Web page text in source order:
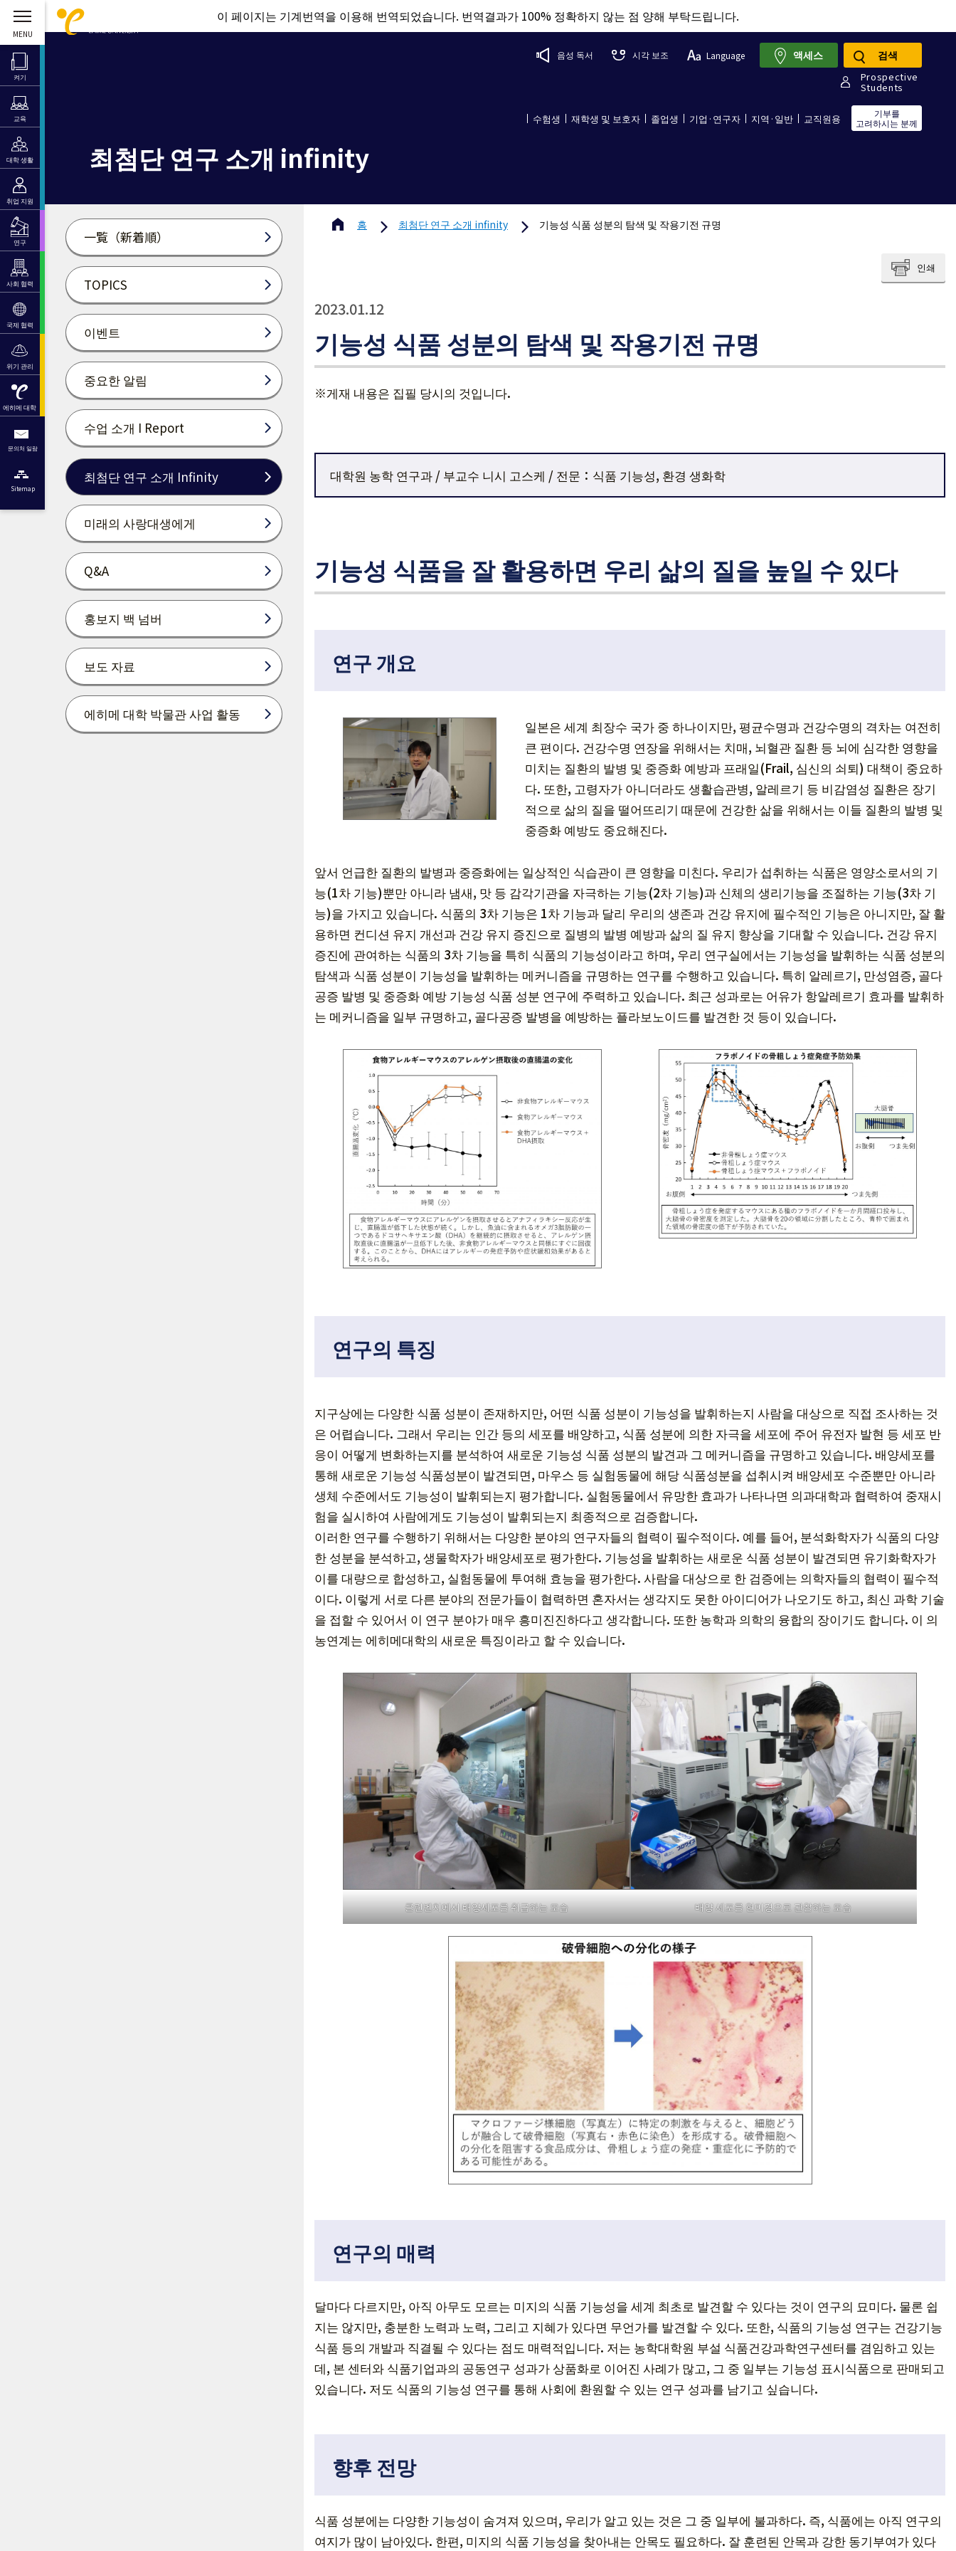
이 페이지는 기계번역을 이용해 번역되었습니다. 번역결과가 100% 정확하지 않는 점 양해 부탁드립니다.
켜기
교육
대학 생활
취업 지원
연구
사회 협력
국제 협력
위기 관리
에히메 대학
문의처 일람
Sitemap
음성 독서 시각 보조 Language
Prospective
Students
수험생 재학생 및 보호자 졸업생 기업·연구자 지역·일반 교직원용
기부를
고려하시는 분께
액세스 검색
최첨단 연구 소개 infinity
一覧（新着順）
TOPICS
이벤트
중요한 알림
수업 소개 I Report
최첨단 연구 소개 Infinity
미래의 사랑대생에게
Q&A
홍보지 백 넘버
보도 자료
에히메 대학 박물관 사업 활동
홈 최첨단 연구 소개 infinity 기능성 식품 성분의 탐색 및 작용기전 규명
인쇄
2023.01.12
기능성 식품 성분의 탐색 및 작용기전 규명
※게재 내용은 집필 당시의 것입니다.
대학원 농학 연구과 / 부교수 니시 고스케 / 전문：식품 기능성, 환경 생화학
기능성 식품을 잘 활용하면 우리 삶의 질을 높일 수 있다
연구 개요
일본은 세계 최장수 국가 중 하나이지만, 평균수명과 건강수명의 격차는 여전히
큰 편이다. 건강수명 연장을 위해서는 치매, 뇌혈관 질환 등 뇌에 심각한 영향을
미치는 질환의 발병 및 중증화 예방과 프래일(Frail, 심신의 쇠퇴) 대책이 중요하
다. 또한, 고령자가 아니더라도 생활습관병, 알레르기 등 비감염성 질환은 장기
적으로 삶의 질을 떨어뜨리기 때문에 건강한 삶을 위해서는 이들 질환의 발병 및
중증화 예방도 중요해진다.
앞서 언급한 질환의 발병과 중증화에는 일상적인 식습관이 큰 영향을 미친다. 우리가 섭취하는 식품은 영양소로서의 기
능(1차 기능)뿐만 아니라 냄새, 맛 등 감각기관을 자극하는 기능(2차 기능)과 신체의 생리기능을 조절하는 기능(3차 기
능)을 가지고 있습니다. 식품의 3차 기능은 1차 기능과 달리 우리의 생존과 건강 유지에 필수적인 기능은 아니지만, 잘 활
용하면 컨디션 유지 개선과 건강 유지 증진으로 질병의 발병 예방과 삶의 질 유지 향상을 기대할 수 있습니다. 건강 유지
증진에 관여하는 식품의 3차 기능을 특히 식품의 기능성이라고 하며, 우리 연구실에서는 기능성을 발휘하는 식품 성분의
탐색과 식품 성분이 기능성을 발휘하는 메커니즘을 규명하는 연구를 수행하고 있습니다. 특히 알레르기, 만성염증, 골다
공증 발병 및 중증화 예방 기능성 식품 성분 연구에 주력하고 있습니다. 최근 성과로는 어유가 항알레르기 효과를 발휘하
는 메커니즘을 일부 규명하고, 골다공증 발병을 예방하는 플라보노이드를 발견한 것 등이 있습니다.
연구의 특징
지구상에는 다양한 식품 성분이 존재하지만, 어떤 식품 성분이 기능성을 발휘하는지 사람을 대상으로 직접 조사하는 것
은 어렵습니다. 그래서 우리는 인간 등의 세포를 배양하고, 식품 성분에 의한 자극을 세포에 주어 유전자 발현 등 세포 반
응이 어떻게 변화하는지를 분석하여 새로운 기능성 식품 성분의 발견과 그 메커니즘을 규명하고 있습니다. 배양세포를
통해 새로운 기능성 식품성분이 발견되면, 마우스 등 실험동물에 해당 식품성분을 섭취시켜 배양세포 수준뿐만 아니라
생체 수준에서도 기능성이 발휘되는지 평가합니다. 실험동물에서 유망한 효과가 나타나면 의과대학과 협력하여 중재시
험을 실시하여 사람에게도 기능성이 발휘되는지 최종적으로 검증합니다.
이러한 연구를 수행하기 위해서는 다양한 분야의 연구자들의 협력이 필수적이다. 예를 들어, 분석화학자가 식품의 다양
한 성분을 분석하고, 생물학자가 배양세포로 평가한다. 기능성을 발휘하는 새로운 식품 성분이 발견되면 유기화학자가
이를 대량으로 합성하고, 실험동물에 투여해 효능을 평가한다. 사람을 대상으로 한 검증에는 의학자들의 협력이 필수적
이다. 이렇게 서로 다른 분야의 전문가들이 협력하면 혼자서는 생각지도 못한 아이디어가 나오기도 하고, 최신 과학 기술
을 접할 수 있어서 이 연구 분야가 매우 흥미진진하다고 생각합니다. 또한 농학과 의학의 융합의 장이기도 합니다. 이 의
농연계는 에히메대학의 새로운 특징이라고 할 수 있습니다.
클린벤치에서 배양세포를 취급하는 모습 배양 세포를 현미경으로 관찰하는 모습
연구의 매력
달마다 다르지만, 아직 아무도 모르는 미지의 식품 기능성을 세계 최초로 발견할 수 있다는 것이 연구의 묘미다. 물론 쉽
지는 않지만, 충분한 노력과 노력, 그리고 지혜가 있다면 무언가를 발견할 수 있다. 또한, 식품의 기능성 연구는 건강기능
식품 등의 개발과 직결될 수 있다는 점도 매력적입니다. 저는 농학대학원 부설 식품건강과학연구센터를 겸임하고 있는
데, 본 센터와 식품기업과의 공동연구 성과가 상품화로 이어진 사례가 많고, 그 중 일부는 기능성 표시식품으로 판매되고
있습니다. 저도 식품의 기능성 연구를 통해 사회에 환원할 수 있는 연구 성과를 남기고 싶습니다.
향후 전망
식품 성분에는 다양한 기능성이 숨겨져 있으며, 우리가 알고 있는 것은 그 중 일부에 불과하다. 즉, 식품에는 아직 연구의
여지가 많이 남아있다. 한편, 미지의 식품 기능성을 찾아내는 안목도 필요하다. 잘 훈련된 안목과 강한 동기부여가 있다